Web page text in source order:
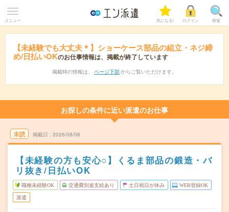
メニュー 気になる! ログイン 検索
【未経験でも大丈夫＊】ショーケース部品の組立・ネジ締
め/日払いOKのお仕事情報は、掲載が終了しています
掲載時の情報は、 ページ下部 からご覧いただけます。
お探しの条件に近い派遣のお仕事
未読 掲載日 2026/08/06
【未経験の方も安心○】くるま部品の鍛造・バ
リ抜き/日払いOK
職種未経験OK 交通費別途支給あり 土日祝日が休み WEB登録OK
派遣